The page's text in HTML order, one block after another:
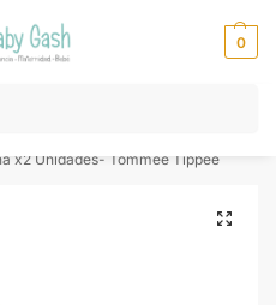
0
días! ⚡ Baby Gash
x2 Unidades- Tommee Tippee